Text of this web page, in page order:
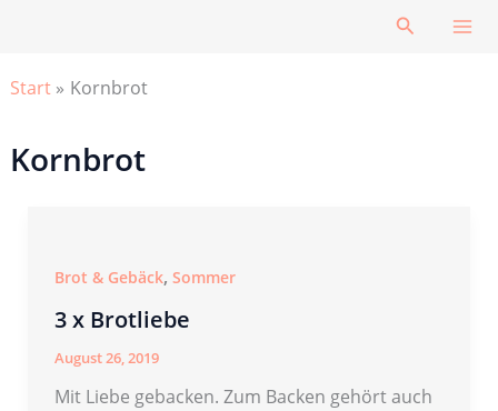
Suchen
Start Kornbrot
Kornbrot
Brot & Gebäck, Sommer
3 x Brotliebe
August 26, 2019
Mit Liebe gebacken. Zum Backen gehört auch